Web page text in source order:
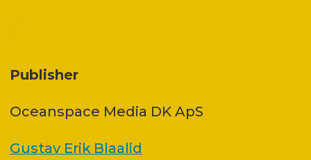
Publisher
Oceanspace Media DK ApS
Gustav Erik Blaalid